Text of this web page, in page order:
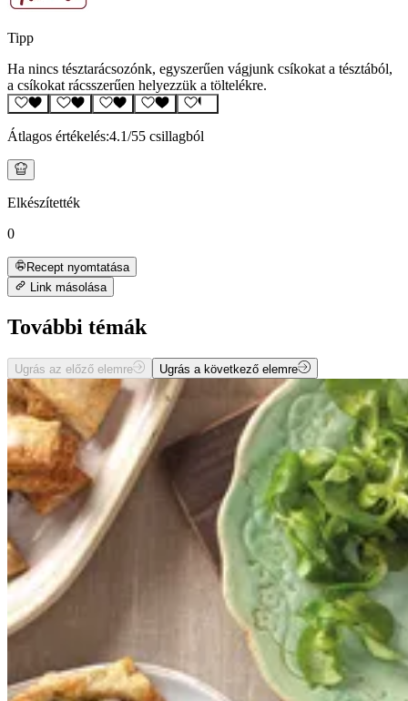
Tipp
Ha nincs tésztarácsozónk, egyszerűen vágjunk csíkokat a tésztából,
a csíkokat rácsszerűen helyezzük a töltelékre.
Átlagos értékelés:4.1/55 csillagból
Elkészítették
0
Recept nyomtatása
Link másolása
További témák
Ugrás az előző elemre Ugrás a következő elemre